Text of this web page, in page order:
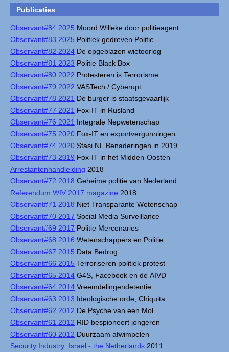
Publicaties
Observant#84 2025 Moord Willeke door politieagent
Observant#83 2025 Politiek gedreven Politie
Observant#82 2024 De opgeblazen wietoorlog
Observant#81 2023 Politie Black Box
Observant#80 2022 Protesteren is Terrorisme
Observant#79 2022 VASTech / Cyberupt
Observant#78 2021 De burger is staatsgevaarlijk
Observant#77 2021 Fox-IT in Rusland
Observant#76 2021 Integrale Nepwetenschap
Observant#75 2020 Fox-IT en exportvergunningen
Observant#74 2020 Stasi NL Benaderingen in 2019
Observant#73 2019 Fox-IT in het Midden-Oosten
Arrestantenhandleiding 2018
Observant#72 2018 Geheime politie van Nederland
Referendum WIV 2017 magazine 2018
Observant#71 2018 Niet Transparante Wetenschap
Observant#70 2017 Social Media Surveillance
Observant#69 2017 Politie Mercenaries
Observant#68 2016 Wetenschappers en Politie
Observant#67 2015 Data Bedrog
Observant#66 2015 Terroriseren politiek protest
Observant#65 2014 G4S, Facebook en de AIVD
Observant#64 2014 Vreemdelingendetentie
Observant#63 2013 Ideologische orde, Chiquita
Observant#62 2012 De Psyche van een Mol
Observant#61 2012 RID bespioneert jongeren
Observant#60 2012 Duurzaam afwimpelen
Security Industry: Israel - the Netherlands 2011